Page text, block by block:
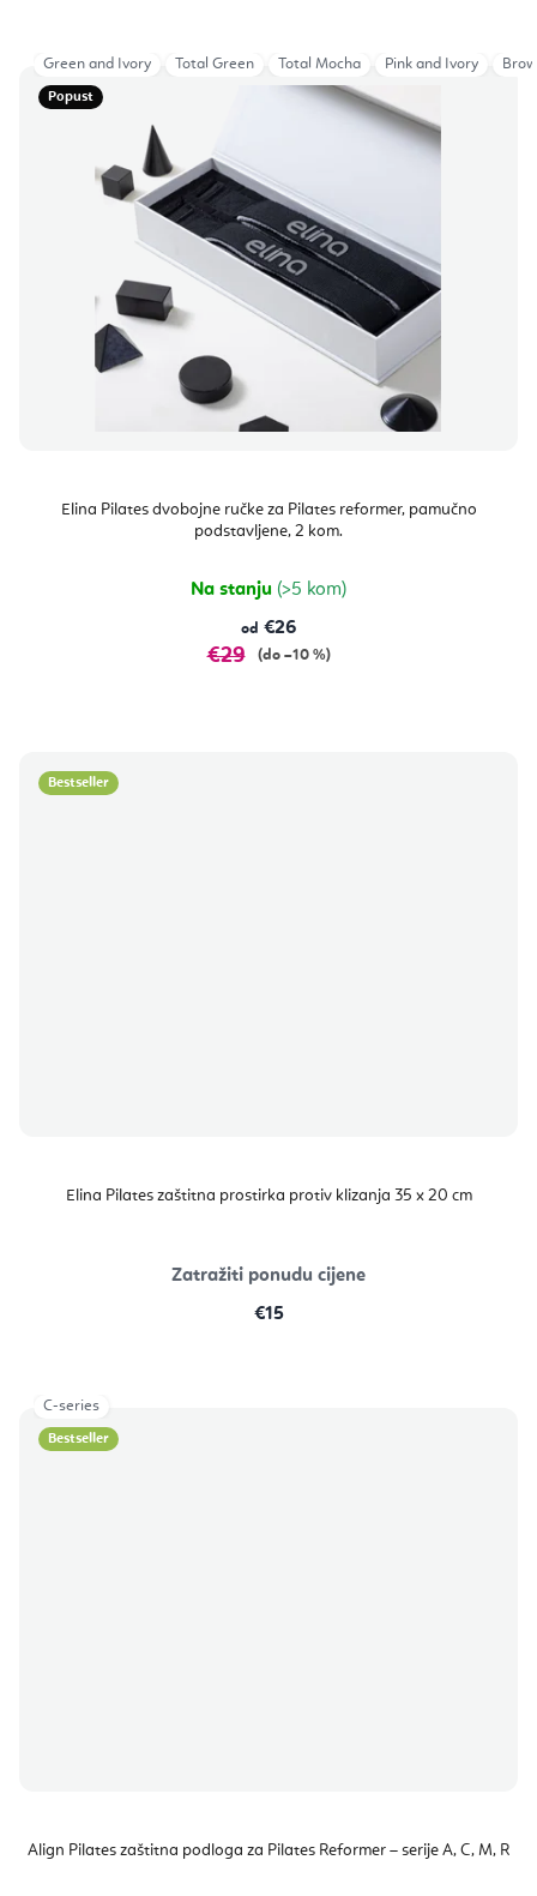
Popust
Elina Pilates dvobojne ručke za Pilates reformer, pamučno
podstavljene, 2 kom.
Na stanju (>5 kom)
od €26
€29 (do –10 %)
Green and Ivory Total Green Total Mocha Pink and Ivory
Bestseller
Elina Pilates zaštitna prostirka protiv klizanja 35 x 20 cm
Zatražiti ponudu cijene
€15
Bestseller
Align Pilates zaštitna podloga za Pilates Reformer – serije A, C, M, R
C-series